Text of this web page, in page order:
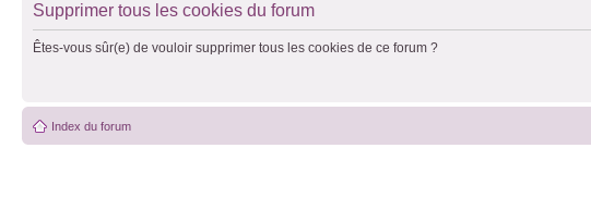
Supprimer tous les cookies du forum
Êtes-vous sûr(e) de vouloir supprimer tous les cookies de ce forum ?
Index du forum